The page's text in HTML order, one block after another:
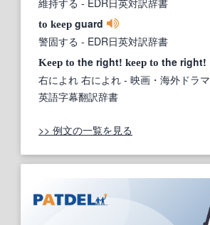
to keep guard
警固する - EDR日英対訳辞書
Keep to the right! keep to the right!
右によれ 右によれ - 映画・海外ドラマ
英語字幕翻訳辞書
>> 例文の一覧を見る